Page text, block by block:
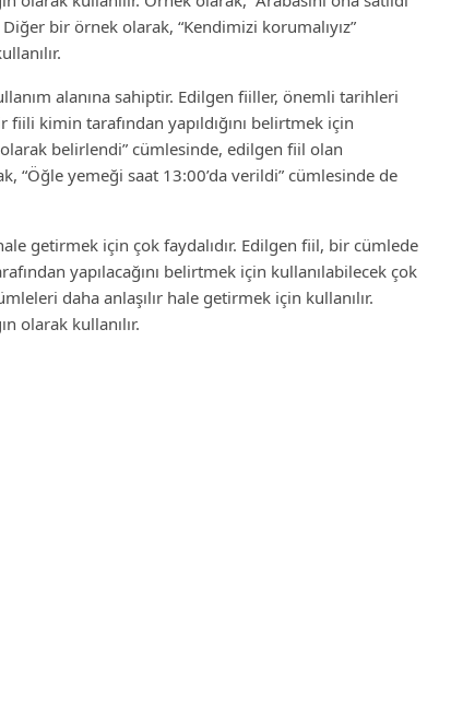
bir örnek olarak, “Kendimizi korumalıyız”
alanına sahiptir. Edilgen fiiller, önemli tarihleri
kimin tarafından yapıldığını belirtmek için
belirlendi” cümlesinde, edilgen fiil olan
“Öğle yemeği saat 13:00’da verildi” cümlesinde de
getirmek için çok faydalıdır. Edilgen fiil, bir cümlede
yapılacağını belirtmek için kullanılabilecek çok
daha anlaşılır hale getirmek için kullanılır.
olarak kullanılır.